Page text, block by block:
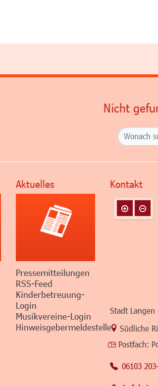
Nicht
Aktuelles
Pressemitteilungen
RSS-Feed
Kinderbetreuung-
Login
Musikvereine-Login
Hinweisgebermeldestelle
Kontakt
Stadt
Link zur
Südliche
Postfach:
06103